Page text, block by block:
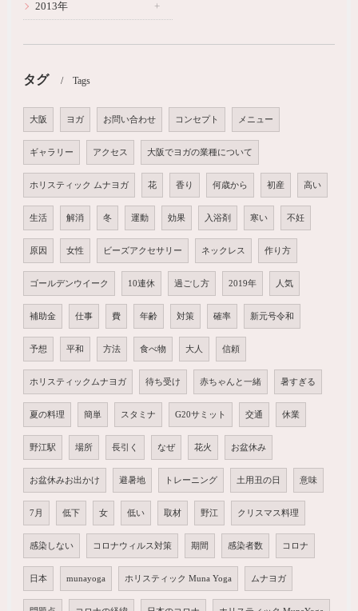
2013年
タグ Tags
大阪 ヨガ お問い合わせ コンセプト メニュー
ギャラリー アクセス 大阪でヨガの業種について
ホリスティック ムナヨガ 花 香り 何歳から 初産 高い
生活 解消 冬 運動 効果 入浴剤 寒い 不妊
原因 女性 ビーズアクセサリー ネックレス 作り方
ゴールデンウイーク 10連休 過ごし方 2019年 人気
補助金 仕事 費 年齢 対策 確率 新元号令和
予想 平和 方法 食べ物 大人 信頼
ホリスティックムナヨガ 待ち受け 赤ちゃんと一緒 暑すぎる
夏の料理 簡単 スタミナ G20サミット 交通 休業
野江駅 場所 長引く なぜ 花火 お盆休み
お盆休みお出かけ 避暑地 トレーニング 土用丑の日 意味
7月 低下 女 低い 取材 野江 クリスマス料理
感染しない コロナウィルス対策 期間 感染者数 コロナ
日本 munayoga ホリスティック Muna Yoga ムナヨガ